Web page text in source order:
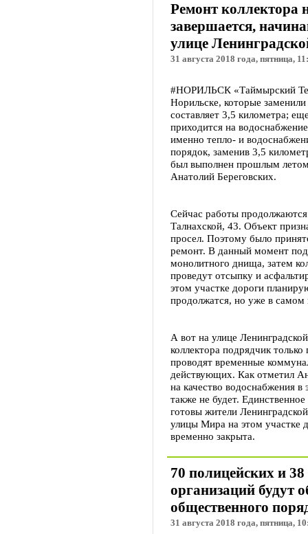
Ремонт коллектора
завершается,
улице
31 августа 2018 года, пятница,
#НОРИЛЬСК «Таймырский
Норильске, которые
составляет 3,5 километра;
приходится на
именно тепло- и
порядок, заменив 3,5
был выполнен прошлым
Анатолий Береговских.
Сейчас работы
Талнахской, 43. Объект
просел. Поэтому было
ремонт. В данный момент
монолитного днища, затем
проведут отсыпку и
этом участке дороги
продолжатся, но уже в самом
А вот на улице
коллектора подрядчик
проводят временные
действующих. Как отметил
на качество водоснабжения
также не будет.
готовы жители
улицы Мира на этом участке
временно закрыта.
70 полицейских и
организаций будут
общественного
31 августа 2018 года, пятница,